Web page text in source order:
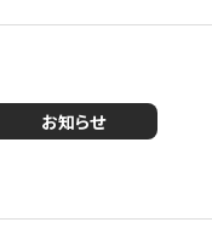
お知らせ